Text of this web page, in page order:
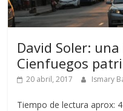
David Soler:
Cienfuegos
20 abril, 2017 Ismary
Tiempo de lectura aprox: